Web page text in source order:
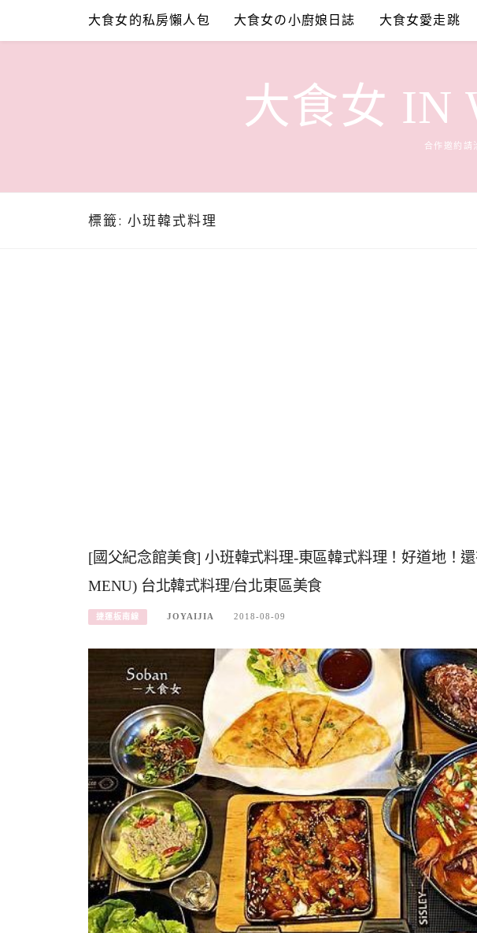
content
大食女的私房懶人包 大食女の小廚娘日誌 大食女愛走跳
大食女 IN
合作邀約請
標籤: 小班韓式料理
[國父紀念館美食] 小班韓式料理-東區韓式料理！好道地！
MENU) 台北韓式料理/台北東區美食
捷運板南線 JOYAIJIA 2018-08-09